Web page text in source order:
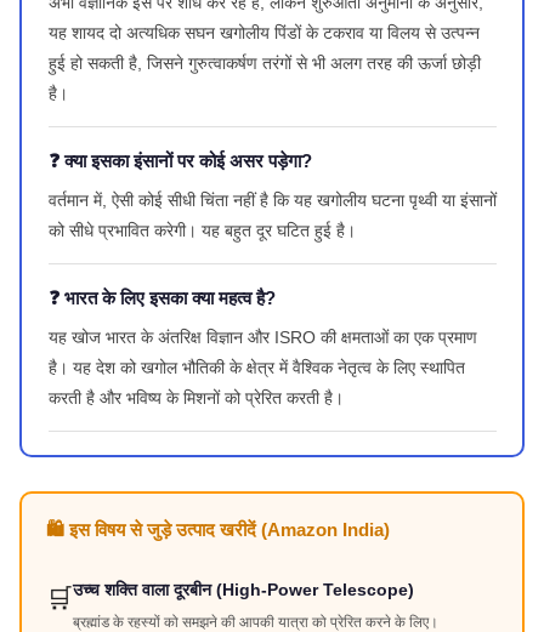
यह शायद दो अत्यधिक सघन खगोलीय पिंडों के टकराव या विलय से उत्पन्न
हुई हो सकती है, जिसने गुरुत्वाकर्षण तरंगों से भी अलग तरह की ऊर्जा छोड़ी
है।
❓ क्या इसका इंसानों पर कोई असर पड़ेगा?
वर्तमान में, ऐसी कोई सीधी चिंता नहीं है कि यह खगोलीय घटना पृथ्वी या इंसानों
को सीधे प्रभावित करेगी। यह बहुत दूर घटित हुई है।
❓ भारत के लिए इसका क्या महत्व है?
यह खोज भारत के अंतरिक्ष विज्ञान और ISRO की क्षमताओं का एक प्रमाण
है। यह देश को खगोल भौतिकी के क्षेत्र में वैश्विक नेतृत्व के लिए स्थापित
करती है और भविष्य के मिशनों को प्रेरित करती है।
🛍️ इस विषय से जुड़े उत्पाद खरीदें (Amazon India)
🛒उच्च शक्ति वाला दूरबीन (High-Power Telescope)
ब्रह्मांड के रहस्यों को समझने की आपकी यात्रा को प्रेरित करने के लिए।